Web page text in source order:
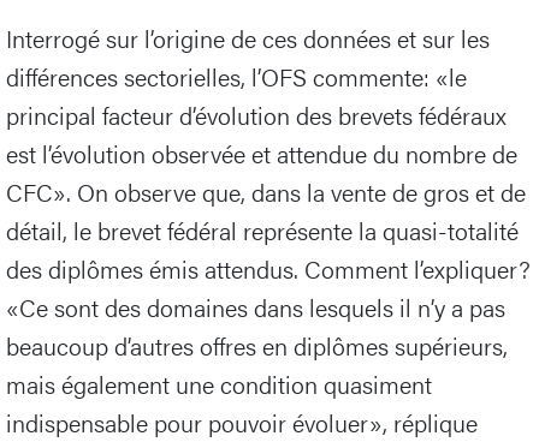
Interrogé sur l’origine de ces données et sur les
différences sectorielles, l’OFS commente: «le
principal facteur d’évolution des brevets fédéraux
est l’évolution observée et attendue du nombre de
CFC». On observe que, dans la vente de gros et de
détail, le brevet fédéral représente la quasi-totalité
des diplômes émis attendus. Comment l’expliquer?
«Ce sont des domaines dans lesquels il n’y a pas
beaucoup d’autres offres en diplômes supérieurs,
mais également une condition quasiment
indispensable pour pouvoir évoluer», réplique